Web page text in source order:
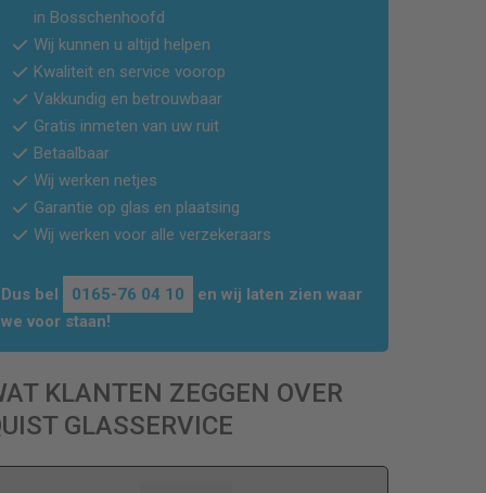
in Bosschenhoofd
Wij kunnen u altijd helpen
Kwaliteit en service voorop
Vakkundig en betrouwbaar
Gratis inmeten van uw ruit
Betaalbaar
Wij werken netjes
Garantie op glas en plaatsing
Wij werken voor alle verzekeraars
Dus bel 0165-76 04 10
en wij laten zien waar
we voor staan!
KLANTEN ZEGGEN OVER
GLASSERVICE